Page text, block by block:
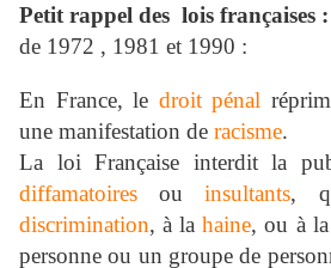
Petit rappel des lois françaises :
de 1972 , 1981 et 1990 :
En France, le droit pénal
une manifestation de racisme.
La loi Française interdit la
diffamatoires ouinsultants,
discrimination, à lahaine, ou à la
personne ou un groupe de